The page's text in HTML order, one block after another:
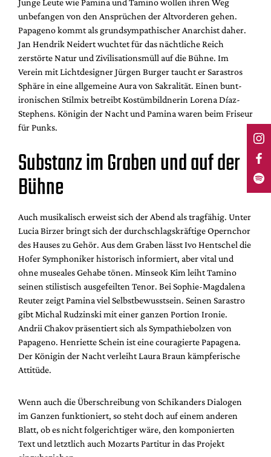
Junge Leute wie Pamina und Tamino wollen ihren Weg
unbefangen von den Ansprüchen der Altvorderen gehen.
Papageno kommt als grundsympathischer Anarchist daher.
Jan Hendrik Neidert wuchtet für das nächtliche Reich
zerstörte Natur und Zivilisationsmüll auf die Bühne. Im
Verein mit Lichtdesigner Jürgen Burger taucht er Sarastros
Sphäre in eine allgemeine Aura von Sakralität. Einen bunt-
ironischen Stilmix betreibt Kostümbildnerin Lorena Díaz-
Stephens. Königin der Nacht und Pamina waren beim Friseur
für Punks.
Substanz im Graben und auf der
Bühne
Auch musikalisch erweist sich der Abend als tragfähig. Unter
Lucia Birzer bringt sich der durchschlagskräftige Opernchor
des Hauses zu Gehör. Aus dem Graben lässt Ivo Hentschel die
Hofer Symphoniker historisch informiert, aber vital und
ohne museales Gehabe tönen. Minseok Kim leiht Tamino
seinen stilistisch ausgefeilten Tenor. Bei Sophie-Magdalena
Reuter zeigt Pamina viel Selbstbewusstsein. Seinen Sarastro
gibt Michal Rudzinski mit einer ganzen Portion Ironie.
Andrii Chakov präsentiert sich als Sympathiebolzen von
Papageno. Henriette Schein ist eine couragierte Papagena.
Der Königin der Nacht verleiht Laura Braun kämpferische
Attitüde.
Wenn auch die Überschreibung von Schikanders Dialogen
im Ganzen funktioniert, so steht doch auf einem anderen
Blatt, ob es nicht folgerichtiger wäre, den komponierten
Text und letztlich auch Mozarts Partitur in das Projekt